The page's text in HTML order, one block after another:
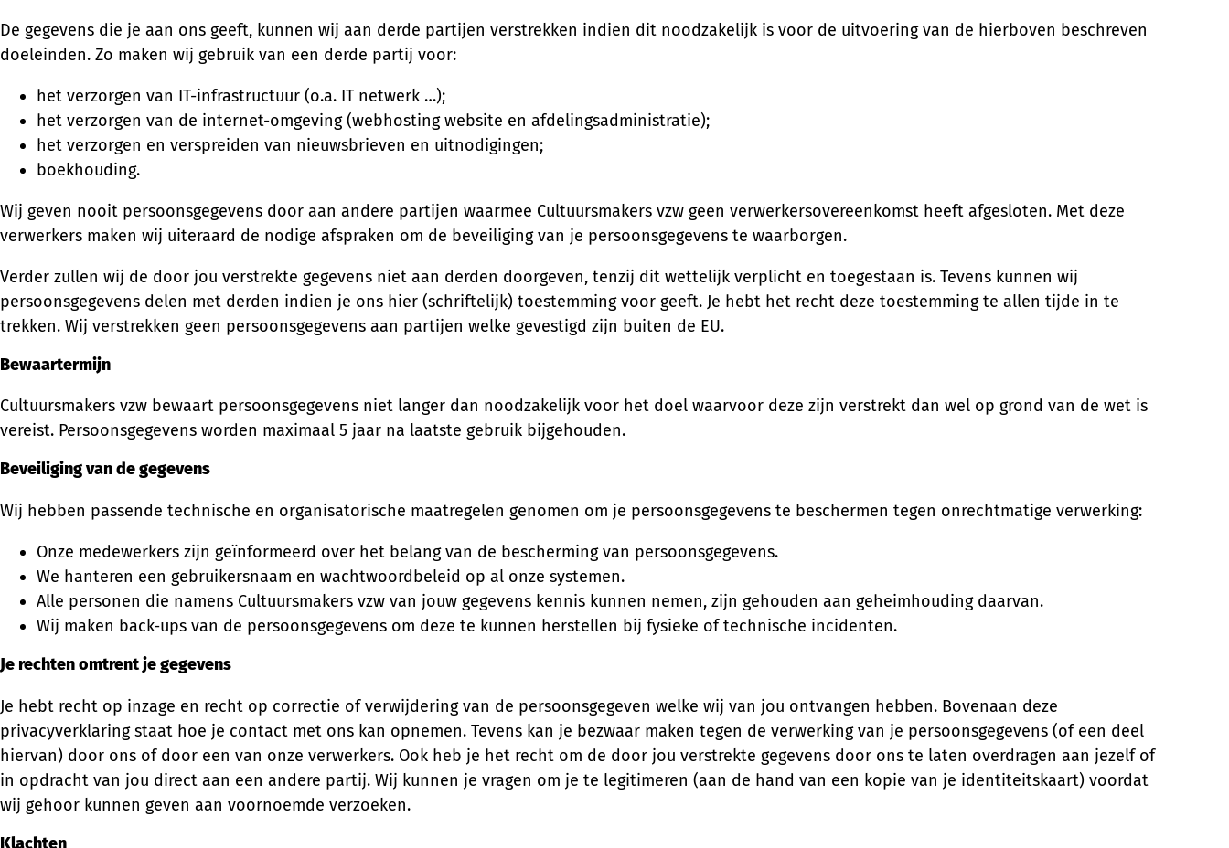
De gegevens die je aan ons geeft, kunnen wij aan derde partijen verstrekken indien dit noodzakelijk is voor de uitvoering van de hierboven beschreven
doeleinden. Zo maken wij gebruik van een derde partij voor:
het verzorgen van IT-infrastructuur (o.a. IT netwerk …);
het verzorgen van de internet-omgeving (webhosting website en afdelingsadministratie);
het verzorgen en verspreiden van nieuwsbrieven en uitnodigingen;
boekhouding.
Wij geven nooit persoonsgegevens door aan andere partijen waarmee Cultuursmakers vzw geen verwerkersovereenkomst heeft afgesloten. Met deze
verwerkers maken wij uiteraard de nodige afspraken om de beveiliging van je persoonsgegevens te waarborgen.
Verder zullen wij de door jou verstrekte gegevens niet aan derden doorgeven, tenzij dit wettelijk verplicht en toegestaan is. Tevens kunnen wij
persoonsgegevens delen met derden indien je ons hier (schriftelijk) toestemming voor geeft. Je hebt het recht deze toestemming te allen tijde in te
trekken. Wij verstrekken geen persoonsgegevens aan partijen welke gevestigd zijn buiten de EU.
Bewaartermijn
Cultuursmakers vzw bewaart persoonsgegevens niet langer dan noodzakelijk voor het doel waarvoor deze zijn verstrekt dan wel op grond van de wet is
vereist. Persoonsgegevens worden maximaal 5 jaar na laatste gebruik bijgehouden.
Beveiliging van de gegevens
Wij hebben passende technische en organisatorische maatregelen genomen om je persoonsgegevens te beschermen tegen onrechtmatige verwerking:
Onze medewerkers zijn geïnformeerd over het belang van de bescherming van persoonsgegevens.
We hanteren een gebruikersnaam en wachtwoordbeleid op al onze systemen.
Alle personen die namens Cultuursmakers vzw van jouw gegevens kennis kunnen nemen, zijn gehouden aan geheimhouding daarvan.
Wij maken back-ups van de persoonsgegevens om deze te kunnen herstellen bij fysieke of technische incidenten.
Je rechten omtrent je gegevens
Je hebt recht op inzage en recht op correctie of verwijdering van de persoonsgegeven welke wij van jou ontvangen hebben. Bovenaan deze
privacyverklaring staat hoe je contact met ons kan opnemen. Tevens kan je bezwaar maken tegen de verwerking van je persoonsgegevens (of een deel
hiervan) door ons of door een van onze verwerkers. Ook heb je het recht om de door jou verstrekte gegevens door ons te laten overdragen aan jezelf of
in opdracht van jou direct aan een andere partij. Wij kunnen je vragen om je te legitimeren (aan de hand van een kopie van je identiteitskaart) voordat
wij gehoor kunnen geven aan voornoemde verzoeken.
Klachten